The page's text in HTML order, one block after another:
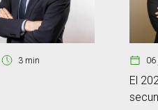
3 min 06
El